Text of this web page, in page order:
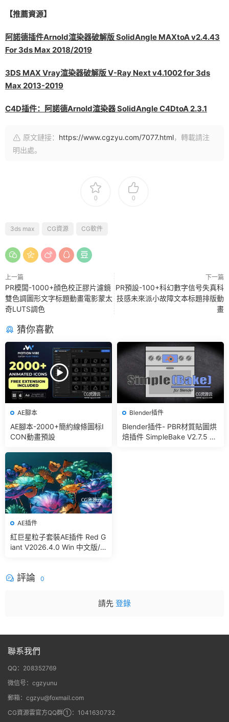
【推薦資源】
阿諾德插件Arnold渲染器破解版 SolidAngle MAXtoA v2.4.43
For 3ds Max 2018/2019
3DS MAX Vray渲染器破解版 V-Ray Next v4.1002 for 3ds
Max 2013-2019
C4D插件：阿諾德Arnold渲染器 SolidAngle C4DtoA 2.3.1
原文鏈接： https://www.cgzyu.com/7077.html，轉載請注
明出處。
0 0
3ds max CG資源 CG軟件
上一篇
PR模闆-1000+顔色校正膠片濾鏡
雙色調圖形文字标題動畫電影蒙太
奇LUTS調色
下一篇
PR預設-100+科幻數字信号失真科
技感未來派小故障文本标題排版動
畫
猜你喜歡
AE腳本
AE腳本-2000+簡約線條圖标I
CON動畫預設
Blender插件
Blender插件- PBR材質貼圖烘
焙插件 SimpleBake V2.7.5 –
AE插件
紅巨星粒子套裝AE插件 Red G
iant V2026.4.0 Win 中文版/
評論 0
請先 登錄
聯系我們
QQ：208352769
微信号：cgzyunu
郵箱：cgzyu@foxmail.com
CG資源雲官方QQ群①：1041630732